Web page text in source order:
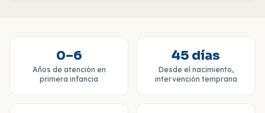
0–6
Años de atención en
primera infancia
45 días
Desde el nacimiento,
intervención temprana